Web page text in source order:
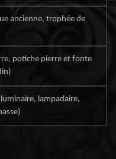
ancienne, trophée de
potiche pierre et fonte
lampadaire,